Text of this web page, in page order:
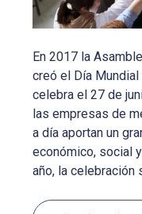
En 2017 la
creó el Día
celebra el 27 de
las empresas de
a día aportan un
económico, social
año, la celebración